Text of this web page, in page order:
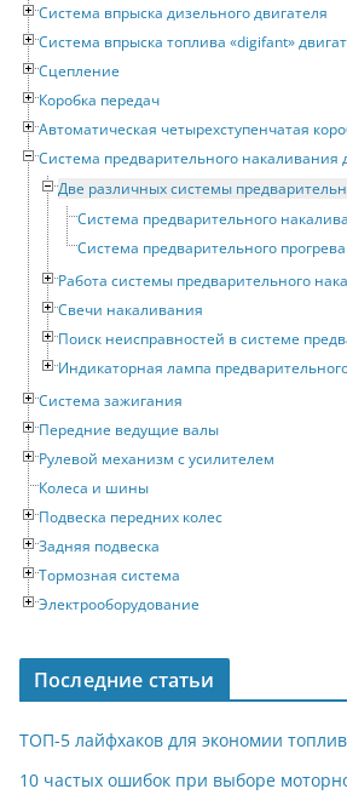
Система впрыска дизельного двигателя
Система впрыска топлива «digifant»
Сцепление
Коробка передач
Автоматическая четырехступенчатая
Система предварительного накаливания
Две различных системы
Работа системы предварительного
Свечи накаливания
Поиск неисправностей в системе
Индикаторная лампа
Система зажигания
Передние ведущие валы
Рулевой механизм с усилителем
Колеса и шины
Подвеска передних колес
Задняя подвеска
Тормозная система
Электрооборудование
Последние статьи
ТОП-5 лайфхаков для экономии
10 частых ошибок при выборе